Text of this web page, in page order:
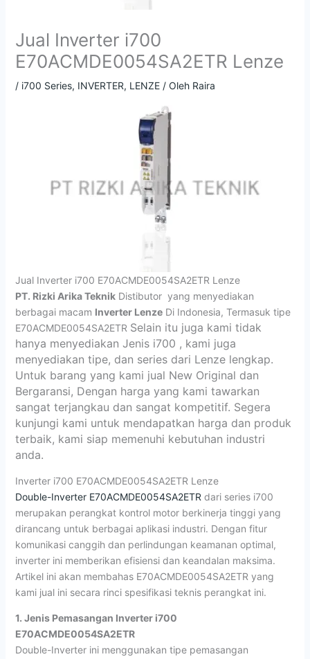
Jual Inverter i700
E70ACMDE0054SA2ETR Lenze
/ i700 Series, INVERTER, LENZE/ Oleh Raira
Jual Inverter i700 E70ACMDE0054SA2ETR Lenze
PT. Rizki Arika TeknikDistibutor yang menyediakan
berbagai macam Inverter LenzeDi Indonesia, Termasuk tipe
E70ACMDE0054SA2ETR Selain itu juga kami tidak
hanya menyediakan Jenis i700 , kami juga
menyediakan tipe, dan series dari Lenze lengkap.
Untuk barang yang kami jual New Original dan
Bergaransi, Dengan harga yang kami tawarkan
sangat terjangkau dan sangat kompetitif. Segera
kunjungi kami untuk mendapatkan harga dan produk
terbaik, kami siap memenuhi kebutuhan industri
anda.
Inverter i700 E70ACMDE0054SA2ETR Lenze
Double-Inverter E70ACMDE0054SA2ETR dari series i700
merupakan perangkat kontrol motor berkinerja tinggi yang
dirancang untuk berbagai aplikasi industri. Dengan fitur
komunikasi canggih dan perlindungan keamanan optimal,
inverter ini memberikan efisiensi dan keandalan maksima.
Artikel ini akan membahas E70ACMDE0054SA2ETR yang
kami jual ini secara rinci spesifikasi teknis perangkat ini.
1. Jenis Pemasangan Inverter i700
E70ACMDE0054SA2ETR
Double-Inverter ini menggunakan tipe pemasangan